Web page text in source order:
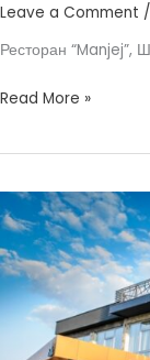
Leave a Comment /
Ресторан “Manjej”,
Read More »
РЕСТОРАН
ГАРНИ
ЭЙФОРИЯ